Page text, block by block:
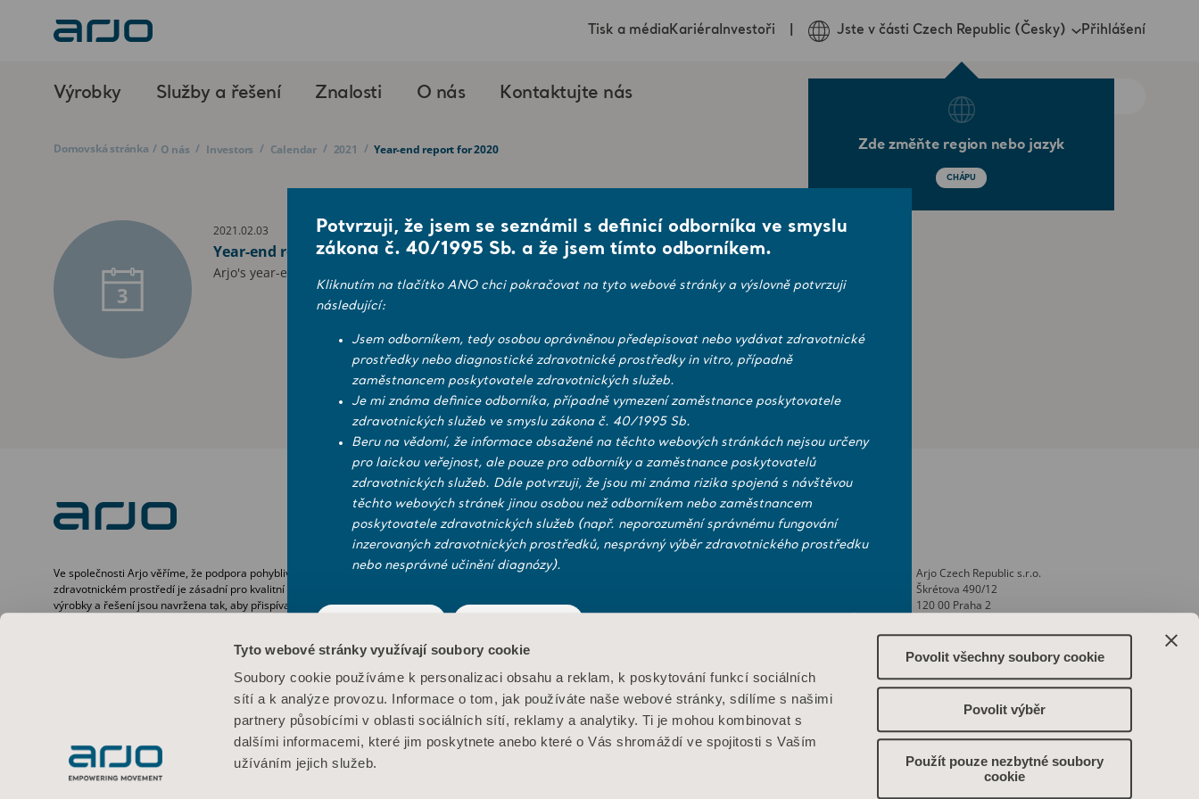
Tyto webové stránky využívají soubory cookie
Soubory cookie používáme k personalizaci obsahu a reklam, k poskytování funkcí sociálních
sítí a k analýze provozu. Informace o tom, jak používáte naše webové stránky, sdílíme s našimi
partnery působícími v oblasti sociálních sítí, reklamy a analytiky. Ti je mohou kombinovat s
dalšími informacemi, které jim poskytnete anebo které o Vás shromáždí ve spojitosti s Vaším
užíváním jejich služeb.
Povolit všechny soubory cookie
Povolit výběr
Použít pouze nezbytné soubory
cookie
Výrobky Služby a řešení Znalosti O nás Kontaktujte nás
Tisk a médiaKariéraInvestoři Jste v části Czech Republic (Česky)
Zde změňte region nebo jazyk
CHÁPU
Přihlášení
Domovská stránka / O nás / Investors / Calendar / 2021 / Year-end report for 2020
3
2021.02.03
Year-end report for 2020
Arjo's year-end report for 2020 will be published on February 3, 2021.
Ve společnosti Arjo věříme, že podpora pohyblivosti ve
zdravotnickém prostředí je zásadní pro kvalitní péči. Naše
výrobky a řešení jsou navržena tak, aby přispívala k
diagnostiky a prevence dekubitů i žilního tromboembolismu.
S více než 6 500 lidmi po celém světě se již šedesát let
staráme o pacienty i zdravotnické pracovníky a zavazujeme
se k tomu, abychom lidem se sníženou pohyblivostí umožnili
Výrobky
Služby a řešení
Znalosti
O nás
Kontaktujte nás
Investoři
Tisk a média
Arjo Czech Republic s.r.o.
Škrétova 490/12
120 00 Praha 2
IČO: 469 62 549
Spis. zn.: C 274238 vedená u Městského
Phone: +420 225 092 388
info.cz@arjo.com
Spojte se s námi
Potvrzuji, že jsem se seznámil s definicí odborníka ve smyslu
zákona č. 40/1995 Sb. a že jsem tímto odborníkem.
Kliknutím na tlačítko ANO chci pokračovat na tyto webové stránky a výslovně potvrzuji
následující:
Jsem odborníkem, tedy osobou oprávněnou předepisovat nebo vydávat zdravotnické
prostředky nebo diagnostické zdravotnické prostředky in vitro, případně
zaměstnancem poskytovatele zdravotnických služeb.
Je mi známa definice odborníka, případně vymezení zaměstnance poskytovatele
zdravotnických služeb ve smyslu zákona č. 40/1995 Sb.
Beru na vědomí, že informace obsažené na těchto webových stránkách nejsou určeny
pro laickou veřejnost, ale pouze pro odborníky a zaměstnance poskytovatelů
zdravotnických služeb. Dále potvrzuji, že jsou mi známa rizika spojená s návštěvou
těchto webových stránek jinou osobou než odborníkem nebo zaměstnancem
poskytovatele zdravotnických služeb (např. neporozumění správnému fungování
inzerovaných zdravotnických prostředků, nesprávný výběr zdravotnického prostředku
nebo nesprávné učinění diagnózy).
Informace o souborech cookie